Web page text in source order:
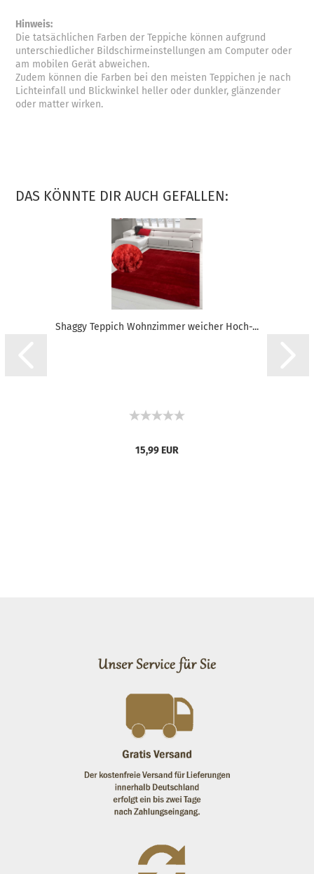
Hinweis:
Die tatsächlichen Farben der Teppiche können aufgrund
unterschiedlicher Bildschirmeinstellungen am Computer oder
am mobilen Gerät abweichen.
Zudem können die Farben bei den meisten Teppichen je nach
Lichteinfall und Blickwinkel heller oder dunkler, glänzender
oder matter wirken.
DAS KÖNNTE DIR AUCH GEFALLEN:
Shaggy Teppich Wohnzimmer weicher Hoch-...
15,99 EUR